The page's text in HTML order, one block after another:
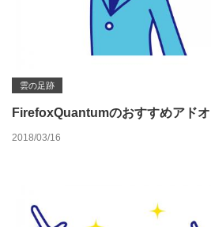
雲の足跡
FirefoxQuantumのおすすめアド
2018/03/16